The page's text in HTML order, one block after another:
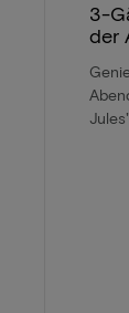
3-
der
Jules".